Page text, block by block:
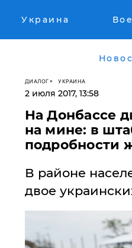
Украина
ДИАЛОГ УКРАИНА
2 июля 2017, 13:58
На Донбассе
на мине: в
подробности
В районе
двое